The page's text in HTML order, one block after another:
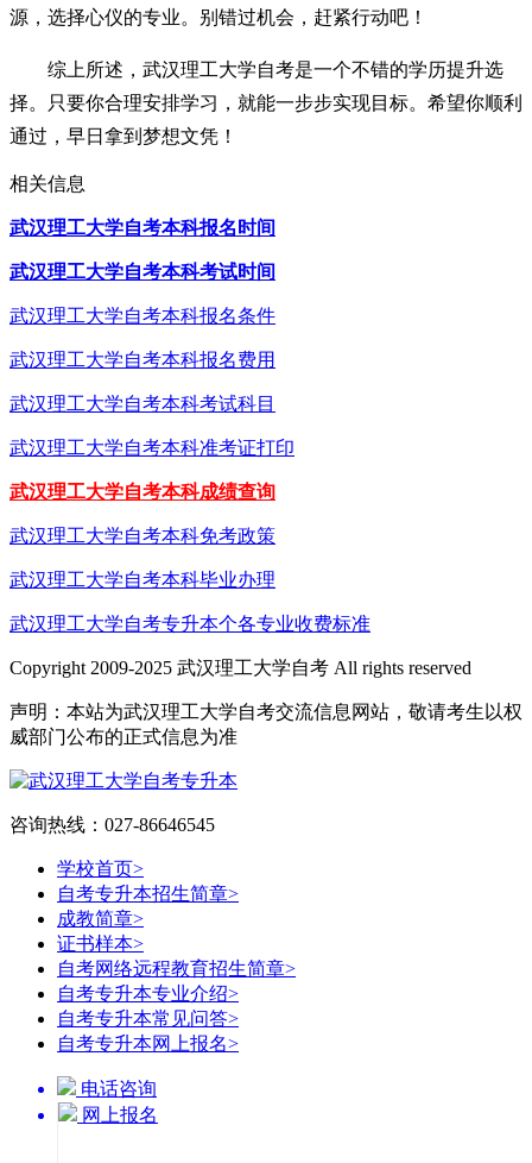
源，选择心仪的专业。别错过机会，赶紧行动吧！
综上所述，武汉理工大学自考是一个不错的学历提升选
择。只要你合理安排学习，就能一步步实现目标。希望你顺利
通过，早日拿到梦想文凭！
相关信息
武汉理工大学自考本科报名时间
武汉理工大学自考本科考试时间
武汉理工大学自考本科报名条件
武汉理工大学自考本科报名费用
武汉理工大学自考本科考试科目
武汉理工大学自考本科准考证打印
武汉理工大学自考本科成绩查询
武汉理工大学自考本科免考政策
武汉理工大学自考本科毕业办理
武汉理工大学自考专升本个各专业收费标准
Copyright 2009-2025 武汉理工大学自考 All rights reserved
声明：本站为武汉理工大学自考交流信息网站，敬请考生以权
威部门公布的正式信息为准
咨询热线：027-86646545
学校首页>
自考专升本招生简章>
成教简章>
证书样本>
自考网络远程教育招生简章>
自考专升本专业介绍>
自考专升本常见问答>
自考专升本网上报名>
电话咨询
网上报名